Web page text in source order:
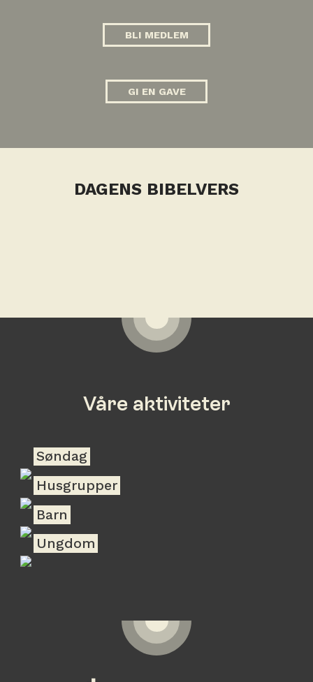
BLI MEDLEM
GI EN GAVE
DAGENS BIBELVERS
Våre aktiviteter
Søndag
Husgrupper
Barn
Ungdom